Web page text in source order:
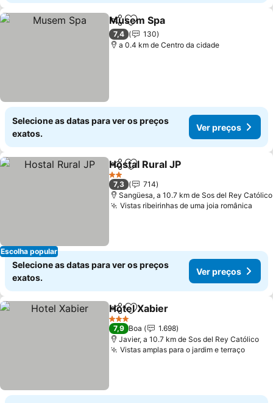
PartilharAdicionar aos favoritos
Musem Spa
7,4
130
a 0.4 km de Centro da cidade
Selecione as datas para ver os preços
exatos.
Ver preços
Escolha popular
PartilharAdicionar aos favoritos
Hostal Rural JP
2 Estrelas
7,3
714
Sangüesa, a 10.7 km de Sos del Rey Católico
Vistas ribeirinhas de uma joia românica
Selecione as datas para ver os preços
exatos.
Ver preços
PartilharAdicionar aos favoritos
Hotel Xabier
3 Estrelas
7,9 Boa
1.698
Javier, a 10.7 km de Sos del Rey Católico
Vistas amplas para o jardim e terraço